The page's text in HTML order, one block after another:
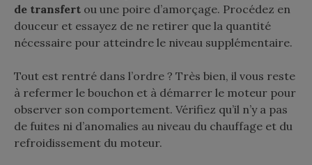
de transfert ou une poire d’amorçage. Procédez en
douceur et essayez de ne retirer que la quantité
nécessaire pour atteindre le niveau supplémentaire.
Tout est rentré dans l’ordre ? Très bien, il vous reste
à refermer le bouchon et à démarrer le moteur pour
observer son comportement. Vérifiez qu’il n’y a pas
de fuites ni d’anomalies au niveau du chauffage et du
refroidissement du moteur.